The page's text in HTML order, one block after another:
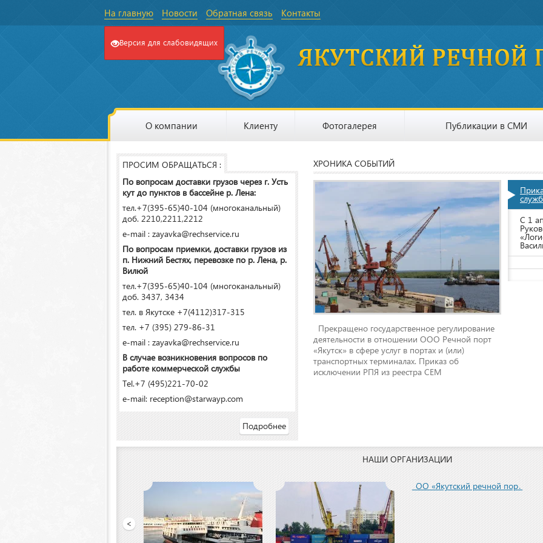
На главную Новости Обратная связь Контакты
Версия для слабовидящих
О компании Клиенту Фотогалерея Публикации в СМИ
ПРОСИМ ОБРАЩАТЬСЯ :
По вопросам доставки грузов через г. Усть
кут до пунктов в бассейне р. Лена:
тел.+7(395-65)40-104 (многоканальный)
доб. 2210,2211,2212
e-mail : zayavka@rechservice.ru
По вопросам приемки, доставки грузов из
п. Нижний Бестях, перевозке по р. Лена, р.
Вилюй
тел.+7(395-65)40-104 (многоканальный)
доб. 3437, 3434
тел. в Якутске +7(4112)317-315
тел. +7 (395) 279-86-31
e-mail : zayavka@rechservice.ru
В случае возникновения вопросов по
работе коммерческой службы
Tel.+7 (495)221-70-02
e-mail: reception@starwayp.com
Подробнее
ХРОНИКА СОБЫТИЙ
Прекращено государственное регулирование
деятельности в отношении ООО Речной порт
«Якутск» в сфере услуг в портах и (или)
транспортных терминалах. Приказ об
исключении РПЯ из реестра СЕМ
С 1
НАШИ ОРГАНИЗАЦИИ
<
ООО «Якутский речной порт»